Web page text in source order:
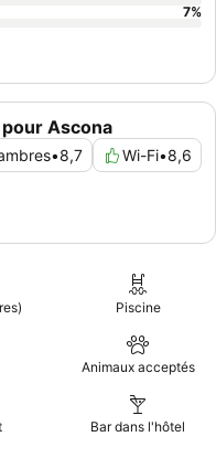
Ascona
•8,7 Wi-Fi•8,6
7%
Piscine
Animaux acceptés
Bar dans l'hôtel